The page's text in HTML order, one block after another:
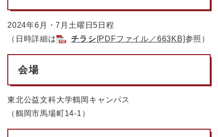
2024年6月・7月土曜日5日程
（日時詳細は
チラシ [PDFファイル／663KB]参照）
会場
東北公益文科大学鶴岡キャンパス
（鶴岡市馬場町14-1）